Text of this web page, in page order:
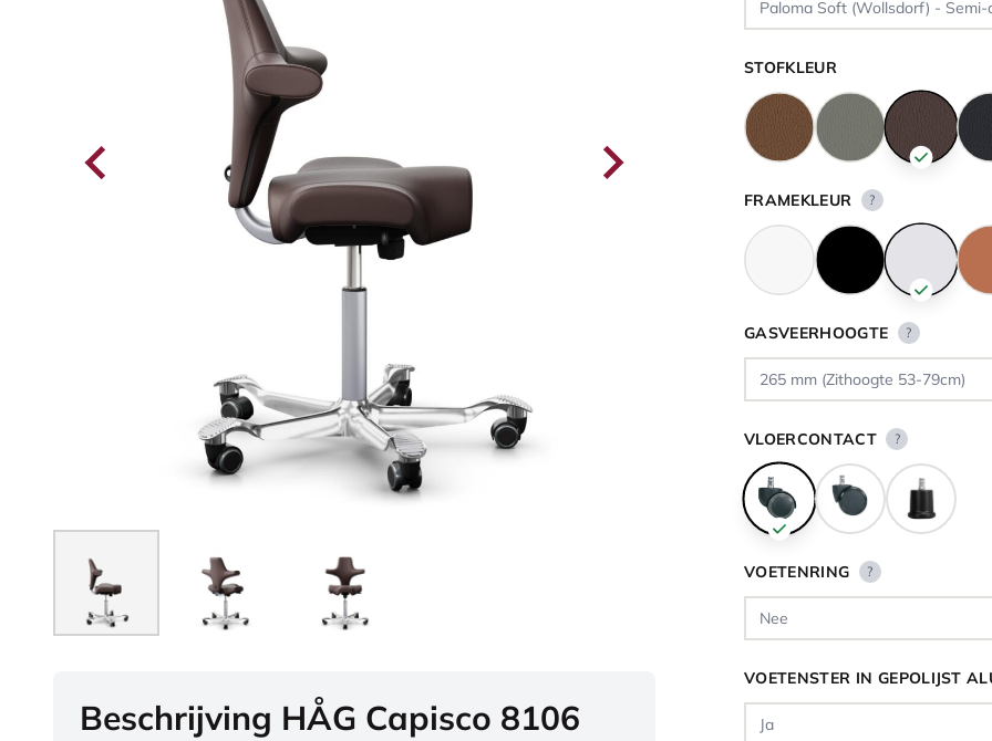
Beschrijving HÅG Capisco 8106
STOFKLEUR
FRAMEKLEUR ?
GASVEERHOOGTE ?
VLOERCONTACT ?
VOETENRING ?
VOETENSTER IN GEPOLIJST